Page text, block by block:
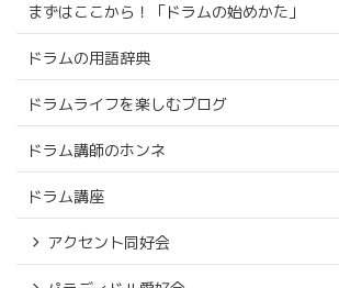
まずはここから！「ドラムの始めかた」
ドラムの用語辞典
ドラムライフを楽しむブログ
ドラム講師のホンネ
ドラム講座
アクセント同好会